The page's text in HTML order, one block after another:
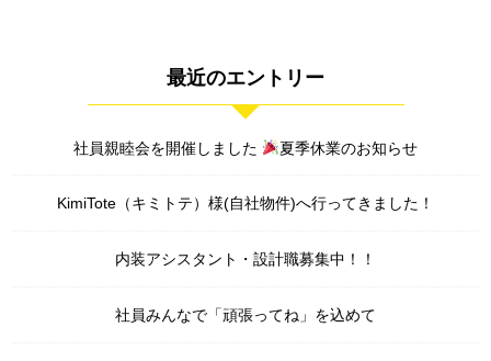
最近のエントリー
社員親睦会を開催しました 夏季休業のお知らせ
KimiTote（キミトテ）様(自社物件)へ行ってきました！
内装アシスタント・設計職募集中！！
社員みんなで「頑張ってね」を込めて